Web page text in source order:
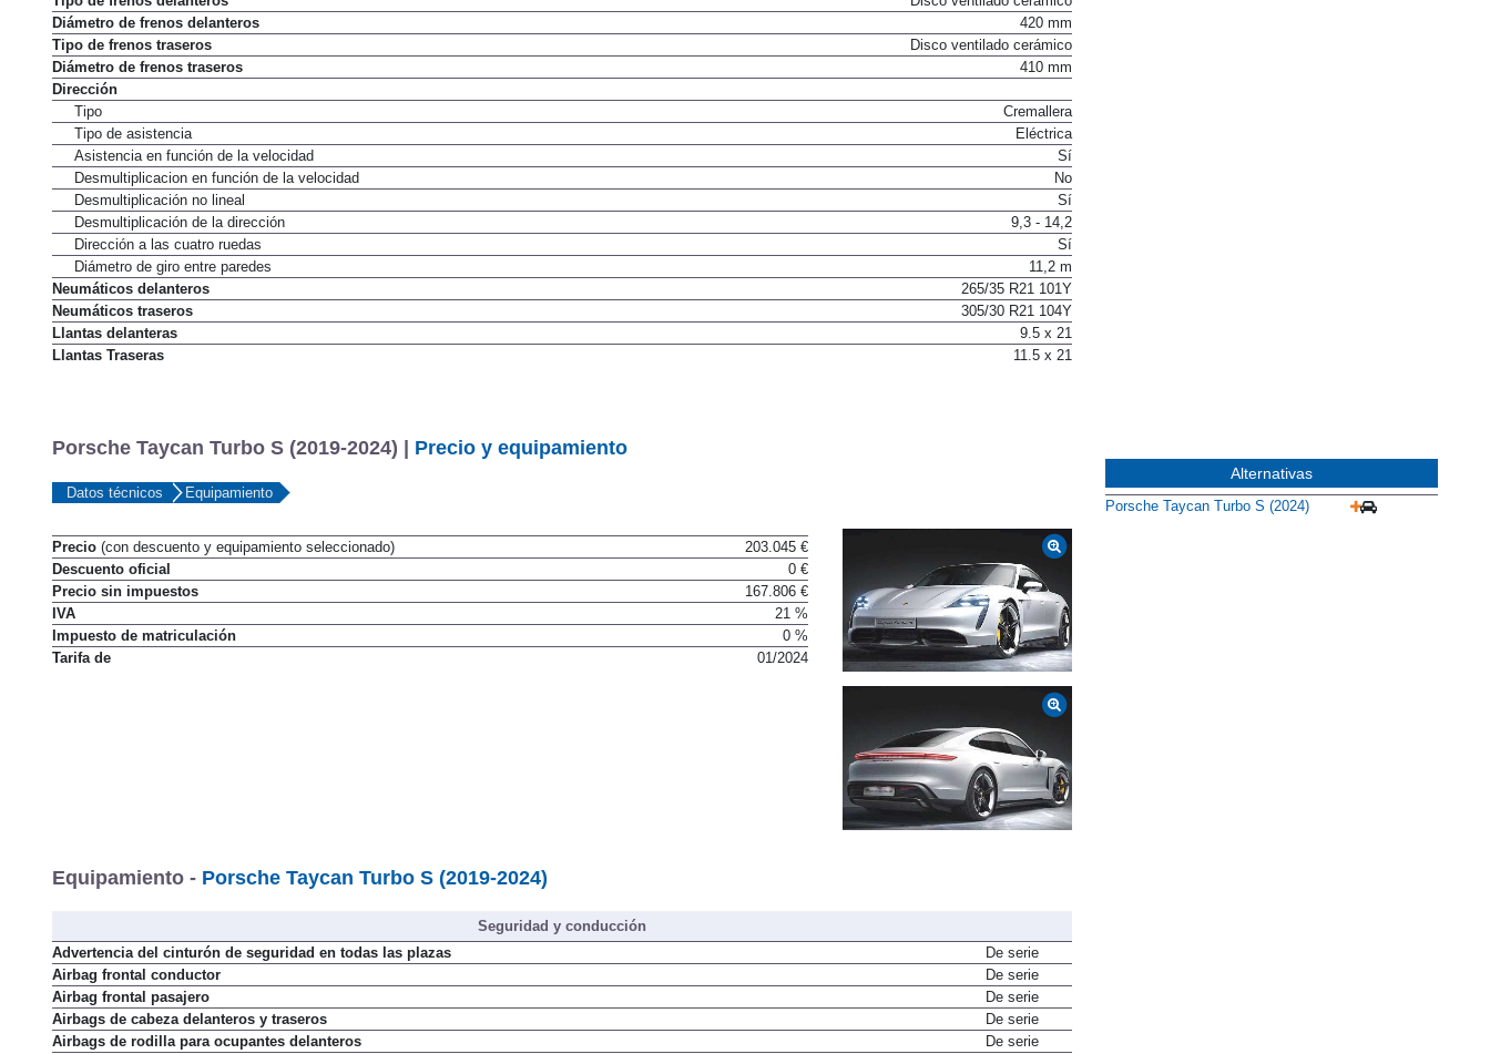
Tipo de frenos delanteros
Disco ventilado cerámico
Diámetro de frenos delanteros
420 mm
Tipo de frenos traseros
Disco ventilado cerámico
Diámetro de frenos traseros
Dirección
Tipo
Cremallera
Tipo de asistencia
Eléctrica
Asistencia en función de la velocidad
Sí
Desmultiplicacion en función de la velocidad
No
Desmultiplicación no lineal
Sí
Desmultiplicación de la dirección
9,3 - 14,2
Dirección a las cuatro ruedas
Sí
Diámetro de giro entre paredes
11,2 m
Neumáticos delanteros
265/35 R21 101Y
Neumáticos traseros
305/30 R21 104Y
Llantas delanteras
9.5 x 21
Porsche Taycan Turbo S (2019-2024) | Precio y equipamiento
Precio(con descuento y equipamiento seleccionado)
203.045 €
Descuento oficial
0 €
Precio sin impuestos
167.806 €
IVA
21 %
Impuesto de matriculación
0 %
Equipamiento - Porsche Taycan Turbo S (2019-2024)
Seguridad y conducción
Advertencia del cinturón de seguridad en todas las plazas
De serie
Airbag frontal conductor
De serie
Airbag frontal pasajero
De serie
Airbags de cabeza delanteros y traseros
De serie
Alternativas